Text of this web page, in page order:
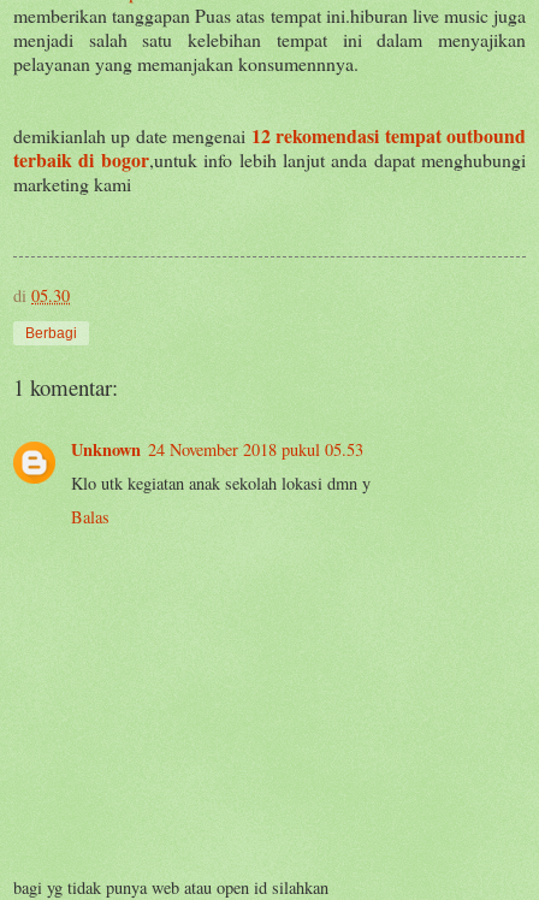
memberikan tanggapan Puas atas tempat ini.hiburan live music juga
menjadi salah satu kelebihan tempat ini dalam menyajikan
pelayanan yang memanjakan konsumennnya.
demikianlah up date mengenai 12 rekomendasi tempat outbound
terbaik di bogor,untuk info lebih lanjut anda dapat menghubungi
marketing kami
di 05.30
Berbagi
1 komentar:
Unknown 24 November 2018 pukul 05.53
Klo utk kegiatan anak sekolah lokasi dmn y
Balas
bagi yg tidak punya web atau open id silahkan